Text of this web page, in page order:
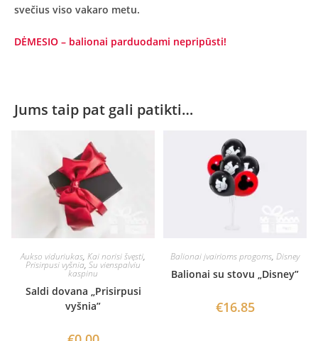
svečius viso vakaro metu.
DĖMESIO – balionai parduodami nepripūsti!
Jums taip pat gali patikti…
Aukso viduriukas, Kai norisi švęsti,
Prisirpusi vyšnia, Su vienspalviu
kaspinu
Saldi dovana „Prisirpusi
vyšnia”
Balionai įvairioms progoms, Disney
Balionai su stovu „Disney”
€16.85